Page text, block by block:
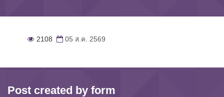
2108 05 ส.ค. 2569
Post created by form